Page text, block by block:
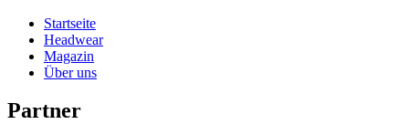
Startseite
Headwear
Magazin
Über uns
Partner